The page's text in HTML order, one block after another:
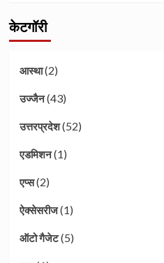
केटगॉरी
आस्था(2)
उज्जैन(43)
उत्तरप्रदेश(52)
एडमिशन(1)
एप्स(2)
ऐक्सेसरीज(1)
ऑटो गैजेट(5)